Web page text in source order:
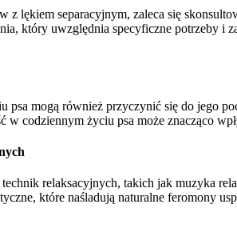
z lękiem separacyjnym, zaleca się
który uwzględnia specyficzne potrzeby
mogą również przyczynić się do jego
w codziennym życiu psa może znacząco
relaksacyjnych, takich jak muzyka
które naśladują naturalne feromony